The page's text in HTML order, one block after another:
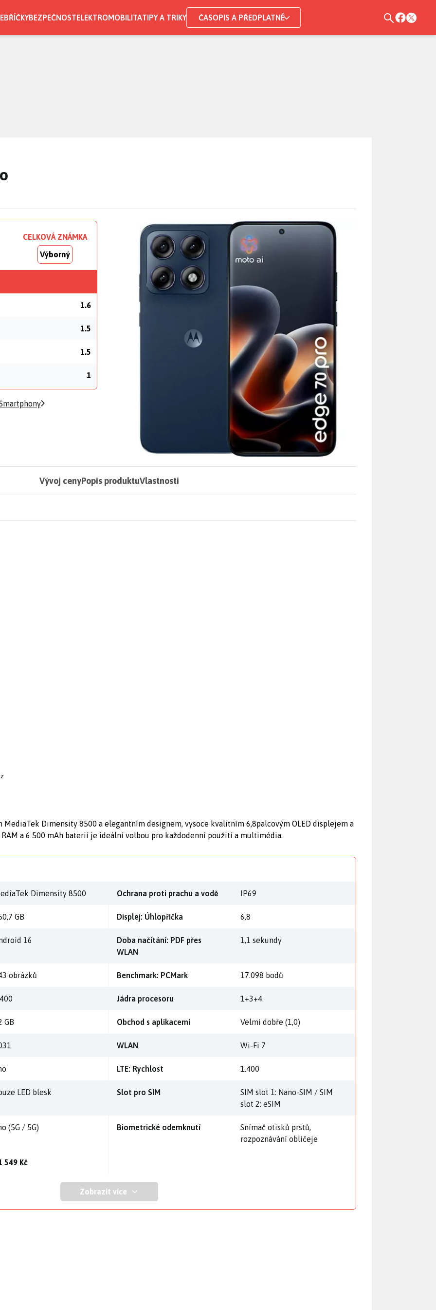
BEZPEČNOSTELEKTROMOBILITATIPY A TRIKY ČASOPIS A PŘEDPLATNÉ
CELKOVÁ ZNÁMKA
Výborný
1.6
1.5
1.5
1
Vývoj cenyPopis produktuVlastnosti
MediaTek Dimensity 8500 a elegantním designem, vysoce kvalitním 6,8palcovým OLED displejem a
RAM a 6 500 mAh baterií je ideální volbou pro každodenní použití a multimédia.
Dimensity 8500 Ochrana proti prachu a vodě IP69
GB Displej: Úhlopříčka 6,8
16
Doba načítání: PDF přes
WLAN
1,1 sekundy
obrázků Benchmark: PCMark 17.098 bodů
Jádra procesoru 1+3+4
GB Obchod s aplikacemi Velmi dobře (1,0)
WLAN Wi-Fi 7
LTE: Rychlost 1.400
LED blesk Slot pro SIM
SIM slot 1: Nano-SIM / SIM
slot 2: eSIM
(5G / 5G) Biometrické odemknutí
Snímač otisků prstů,
rozpoznávání obličeje
549 Kč
Zobrazit více